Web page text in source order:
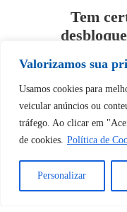
Valorizamos sua
Usamos cookies para
veicular anúncios ou
tráfego. Ao clicar em
de cookies. Política de
Personalizar
Tem